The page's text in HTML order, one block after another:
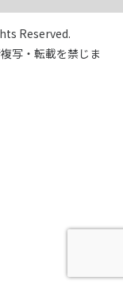
Reserved.
写・転載を禁じま